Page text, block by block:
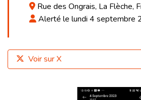
Rue des Ongrais, La Flèche,
Alerté le lundi 4 septembre
Voir sur X